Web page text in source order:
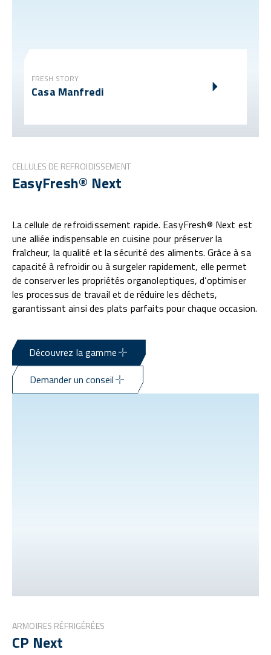
FRESH STORY
Casa Manfredi
CELLULES DE REFROIDISSEMENT
EasyFresh® Next
La cellule de refroidissement rapide. EasyFresh® Next est
une alliée indispensable en cuisine pour préserver la
fraîcheur, la qualité et la sécurité des aliments. Grâce à sa
capacité à refroidir ou à surgeler rapidement, elle permet
de conserver les propriétés organoleptiques, d’optimiser
les processus de travail et de réduire les déchets,
garantissant ainsi des plats parfaits pour chaque occasion.
Découvrez la gamme
Demander un conseil
ARMOIRES RÉFRIGÉRÉES
CP Next